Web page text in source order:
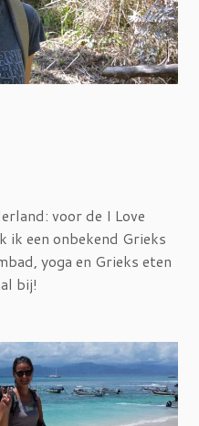
voor de I Love
ik een onbekend Grieks
yoga en Grieks eten
bij!